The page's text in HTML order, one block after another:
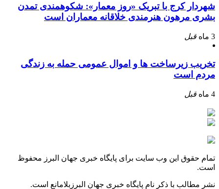
شهردار کرج با تبریک «روز معمار»: شکوهمندی تمدن
بشری مرهون هنرمندی خلاقانه معماران است
3 ماه قبل
تخریب زیرساخت ها و اموال عمومی حمله به زندگی
مردم است
4 ماه قبل
تمام حقوق این وب سایت برای پایگاه خبری جهان البرز محفوظ
است.
نشر مطالب با ذکر نام پایگاه خبری جهان البرزبلامانع است.